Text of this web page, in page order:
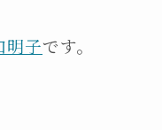
明子です。